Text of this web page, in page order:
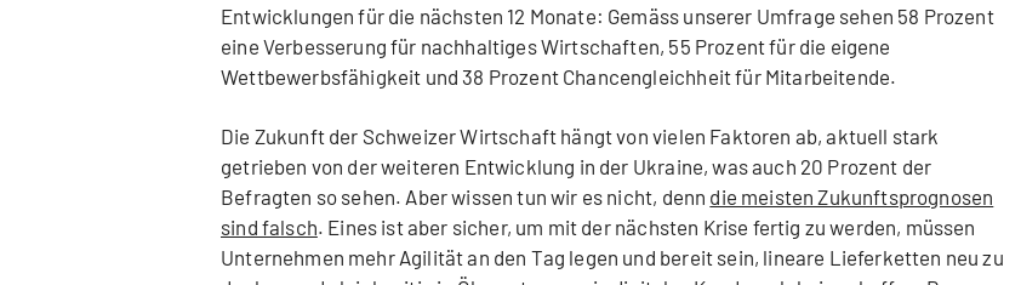
Entwicklungen für die nächsten 12 Monate: Gemäss unserer Umfrage sehen 58 Prozent
eine Verbesserung für nachhaltiges Wirtschaften, 55 Prozent für die eigene
Wettbewerbsfähigkeit und 38 Prozent Chancengleichheit für Mitarbeitende.
Die Zukunft der Schweizer Wirtschaft hängt von vielen Faktoren ab, aktuell stark
getrieben von der weiteren Entwicklung in der Ukraine, was auch 20 Prozent der
Befragten so sehen. Aber wissen tun wir es nicht, denn die meisten Zukunftsprognosen
sind falsch. Eines ist aber sicher, um mit der nächsten Krise fertig zu werden, müssen
Unternehmen mehr Agilität an den Tag legen und bereit sein, lineare Lieferketten neu zu